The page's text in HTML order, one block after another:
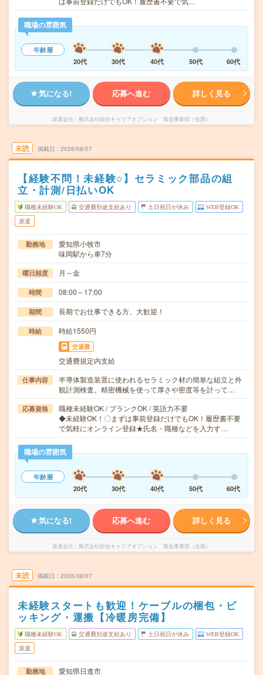
職場の雰囲気
年齢層
20代
30代 40代 50代 60代
気になる! 応募へ進む 詳しく見る
派遣会社 株式会社綜合キャリアオプション 製造事業部（全国）
未読 掲載日 2026/08/07
【経験不問！未経験○】セラミック部品の組
立・計測/日払いOK
職種未経験OK 交通費別途支給あり 土日祝日が休み WEB登録OK
派遣
勤務地
愛知県小牧市
味岡駅から車7分
曜日頻度 月～金
時間 08:00～17:00
期間 長期でお仕事できる方、大歓迎！
時給 時給1550円
交通費
交通費規定内支給
仕事内容
半導体製造装置に使われるセラミック材の簡単な組立と外
観計測検査。精密機械を使って厚さや密度等を計って…
応募資格
職種未経験OK / ブランクOK / 英語力不要
◆未経験OK！〇まずは事前登録だけでもOK！履歴書不要
で気軽にオンライン登録★氏名・職種などを入力す…
職場の雰囲気
年齢層
20代
30代 40代 50代 60代
気になる! 応募へ進む 詳しく見る
派遣会社 株式会社綜合キャリアオプション 製造事業部（全国）
未読 掲載日 2026/08/07
未経験スタートも歓迎！ケーブルの梱包・ピ
ッキング・運搬【冷暖房完備】
職種未経験OK 交通費別途支給あり 土日祝日が休み WEB登録OK
派遣
勤務地
愛知県日進市